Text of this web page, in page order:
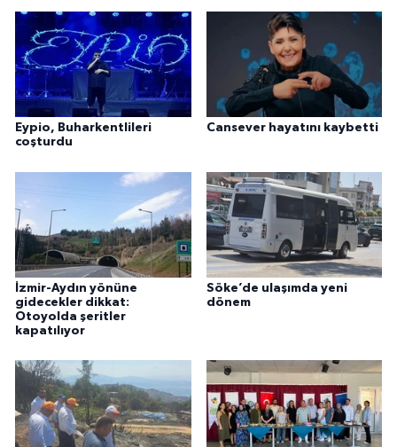
Eypio, Buharkentlileri
coşturdu
Cansever hayatını kaybetti
İzmir-Aydın yönüne
gidecekler dikkat:
Otoyolda şeritler
kapatılıyor
Söke’de ulaşımda yeni
dönem